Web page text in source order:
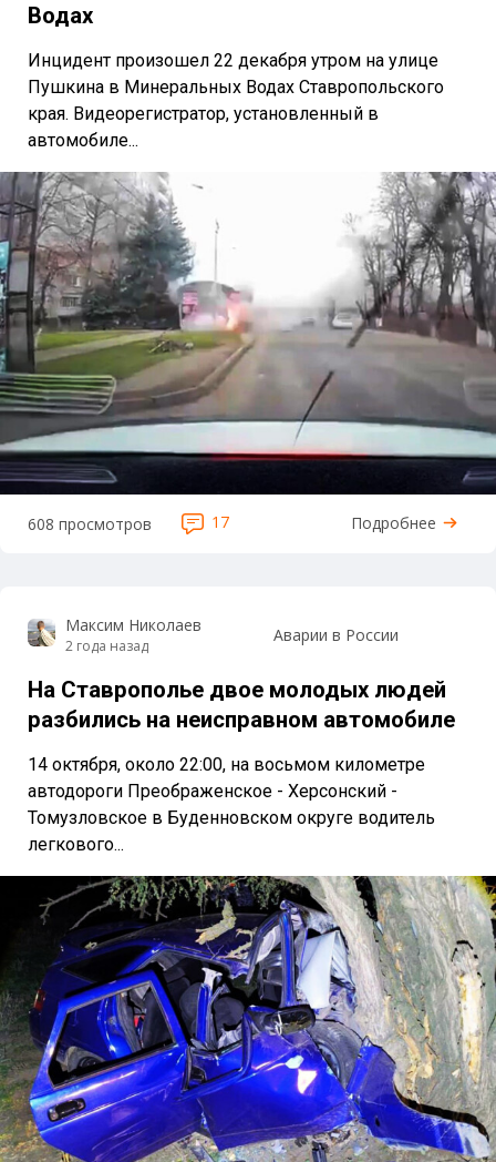
Водах
Инцидент произошел 22 декабря утром на улице
Пушкина в Минеральных Водах Ставропольского
края. Видеорегистратор, установленный в
автомобиле...
608 просмотров 17 Подробнее
Максим Николаев
2 года назад Аварии в России
На Ставрополье двое молодых людей
разбились на неисправном автомобиле
14 октября, около 22:00, на восьмом километре
автодороги Преображенское - Херсонский -
Томузловское в Буденновском округе водитель
легкового...